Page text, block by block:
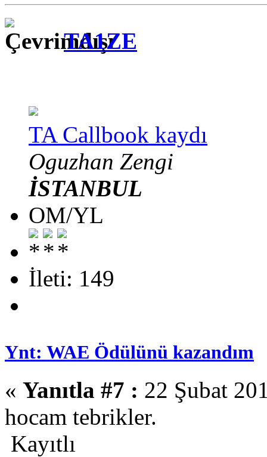
TA1ZE
TA Callbook kaydı
Oguzhan Zengi
İSTANBUL
OM/YL
İleti: 149
Ynt: WAE Ödülünü kazandım
« Yanıtla #7 : 22 Şubat
hocam tebrikler.
Kayıtlı